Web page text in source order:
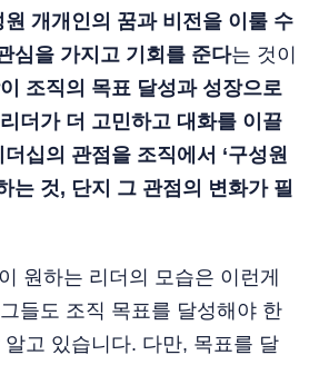
원 개개인의 꿈과 비전을 이룰 수
심을 가지고 기회를 준다는 것이
조직의 목표 달성과 성장으로
더가 더 고민하고 대화를 이끌
더십의 관점을 조직에서 ‘구성원
는 것, 단지 그 관점의 변화가 필
원하는 리더의 모습은 이런게
들도 조직 목표를 달성해야 한
고 있습니다. 다만, 목표를 달